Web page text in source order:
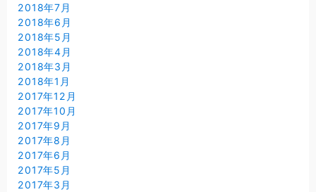
2018年7月
2018年6月
2018年5月
2018年4月
2018年3月
2018年1月
2017年12月
2017年10月
2017年9月
2017年8月
2017年6月
2017年5月
2017年3月